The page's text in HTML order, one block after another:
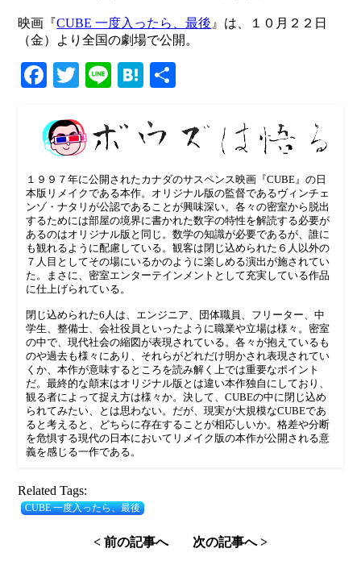
映画『CUBE 一度入ったら、最後』は、１０月２２日
（金）より全国の劇場で公開。
Facebook
TwitterLineHatena
１９９７年に公開されたカナダのサスペンス映画『CUBE』の日
本版リメイクである本作。オリジナル版の監督であるヴィンチェ
ンゾ・ナタリが公認であることが興味深い。各々の密室から脱出
するためには部屋の境界に書かれた数字の特性を解読する必要が
あるのはオリジナル版と同じ。数学の知識が必要であるが、誰に
も観れるように配慮している。観客は閉じ込められた６人以外の
７人目としてその場にいるかのように楽しめる演出が施されてい
た。まさに、密室エンターテインメントとして充実している作品
に仕上げられている。
閉じ込められた6人は、エンジニア、団体職員、フリーター、中
学生、整備士、会社役員といったように職業や立場は様々。密室
の中で、現代社会の縮図が表現されている。各々が抱えているも
のや過去も様々にあり、それらがどれだけ明かされ表現されてい
くか、本作が意味するところを読み解く上では重要なポイント
だ。最終的な顛末はオリジナル版とは違い本作独自にしており、
観る者によって捉え方は様々か。決して、CUBEの中に閉じ込め
られてみたい、とは思わない。だが、現実が大規模なCUBEであ
ると考えると、どちらに存在することが相応しいか。格差や分断
を危惧する現代の日本においてリメイク版の本作が公開される意
義を感じる一作である。
Related Tags:
CUBE 一度入ったら、最後
< 前の記事へ 次の記事へ >